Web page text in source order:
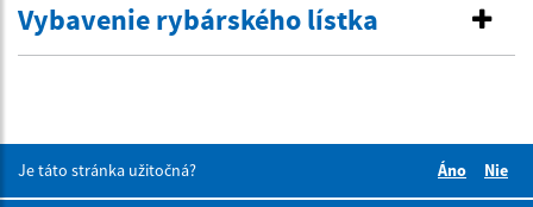
Vybavenie rybárského lístka
Je táto stránka užitočná?
Áno
Nie